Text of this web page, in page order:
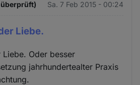
Sa. 7 Feb 2015 - 00:24
Liebe.
Oder besser
jahrhundertealter Praxis